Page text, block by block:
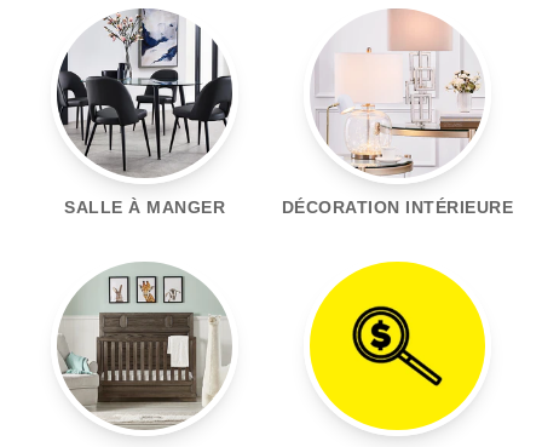
SALLE À MANGER DÉCORATION INTÉRIEURE